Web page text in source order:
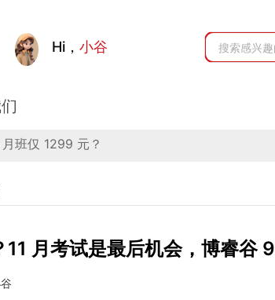
，博睿谷 9 月班仅
Hi， 小谷
班仅 1299 元？
月考试是最后机会，博睿谷